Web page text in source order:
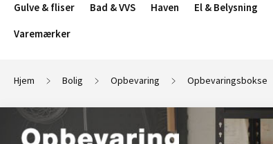
Gulve & fliser Bad & VVS Haven El & Belysning
Varemærker
Hjem Bolig Opbevaring Opbevaringsbokse